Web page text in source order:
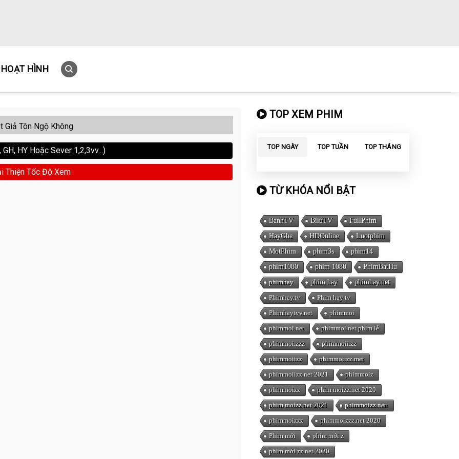
HOẠT HÌNH
Giả Tôn Ngộ Không
HY Hoặc Sever 1,2,3vv...)
Thiện Tốc Độ Xem
TOP XEM PHIM
TOP NGÀY TOP TUẦN TOP THÁNG
TỪ KHÓA NỔI BẬT
BanhTV BiluTV
FullPhim
HayGhe
HDOnline
Luotphim
MotPhim
phim3s
phim14
phim1080
phim 1080
PhimBatHu
phimhay
phim hay
phimhay.net
Phimhay.tv
Phim hay tv
Phimhaytvv.net
phimmoi
phimmoi.net
phimmoi.net phim lẻ
phimmoi.zzz
phimmoii.zz
phimmoiizz
phimmoiizz.met
phimmoiizz.net 2021
phimmoiz
phimmoizz
phim moizz.net 2020
phim moizz.net 2021
phimmoizz.nett
phimmoizzz
phimmoizzz.net 2020
Phim mới
phim mới z
phim mới zz.net 2020